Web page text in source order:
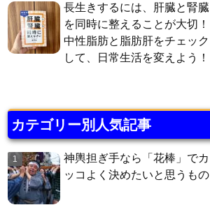
長生きするには、肝臓と腎臓
を同時に整えることが大切！
中性脂肪と脂肪肝をチェック
して、日常生活を変えよう！
カテゴリー別人気記事
神輿担ぎ手なら「花棒」でカ
ッコよく決めたいと思うもの